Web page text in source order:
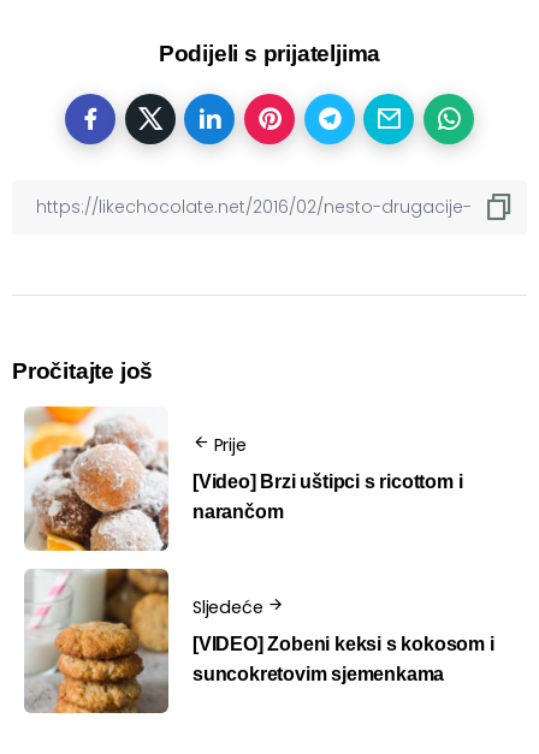
Podijeli s prijateljima
Pročitajte još
Prije
[Video] Brzi uštipci s ricottom i
narančom
Sljedeće
[VIDEO] Zobeni keksi s kokosom i
suncokretovim sjemenkama